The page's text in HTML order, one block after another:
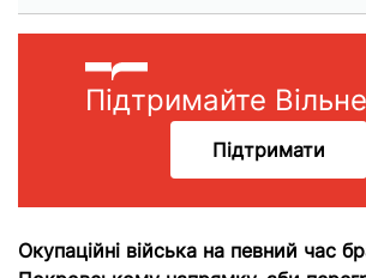
Підтримайте
Підтримати
Окупаційні війська на певний час